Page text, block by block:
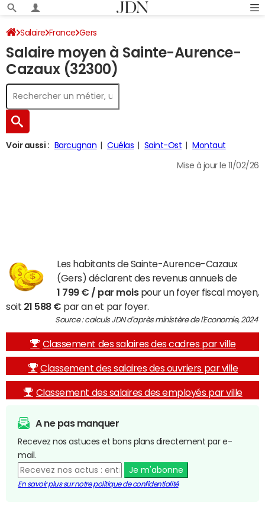
Salaire France Gers
Salaire moyen à Sainte-Aurence-
Cazaux (32300)
Voir aussi : Barcugnan Cuélas Saint-Ost Montaut
Mise à jour le 11/02/26
Les habitants de Sainte-Aurence-Cazaux
(Gers) déclarent des revenus annuels de
1 799 € / par moispour un foyer fiscal moyen,
soit 21 588 € par an et par foyer.
Source : calculs JDN d'après ministère de l'Economie, 2024
Classement des salaires des cadres par ville
Classement des salaires des ouvriers par ville
Classement des salaires des employés par ville
A ne pas manquer
Recevez nos astuces et bons plans directement par e-
mail.
Je m'abonne
En savoir plus sur notre politique de confidentialité